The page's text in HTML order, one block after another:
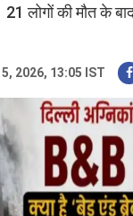
लोगों की मौत के
2026, 13:05 IST